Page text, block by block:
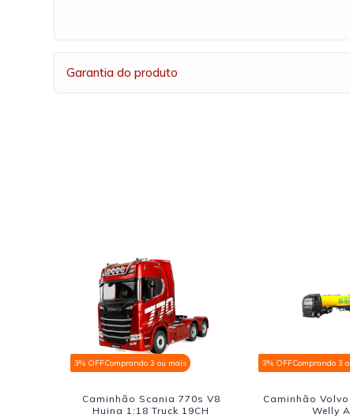
Garantia do produto
Comprando 3 ou mais
Caminhão Scania 770s V8
Huina 1:18 Truck 19CH
Comprando 3 ou mais
Caminhão Volvo Tanque 1:64